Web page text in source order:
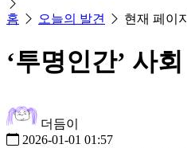
홈 오늘의 발견 현재 페이지
‘투명인간’ 사회
더듬이
2026-01-01 01:57